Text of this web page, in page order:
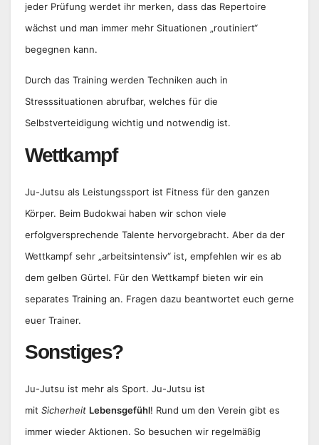
jeder Prüfung werdet ihr merken, dass das Repertoire
wächst und man immer mehr Situationen „routiniert“
begegnen kann.
Durch das Training werden Techniken auch in
Stresssituationen abrufbar, welches für die
Selbstverteidigung wichtig und notwendig ist.
Wettkampf
Ju-Jutsu als Leistungssport ist Fitness für den ganzen
Körper. Beim Budokwai haben wir schon viele
erfolgversprechende Talente hervorgebracht. Aber da der
Wettkampf sehr „arbeitsintensiv“ ist, empfehlen wir es ab
dem gelben Gürtel. Für den Wettkampf bieten wir ein
separates Training an. Fragen dazu beantwortet euch gerne
euer Trainer.
Sonstiges?
Ju-Jutsu ist mehr als Sport. Ju-Jutsu ist
mit Sicherheit Lebensgefühl! Rund um den Verein gibt es
immer wieder Aktionen. So besuchen wir regelmäßig